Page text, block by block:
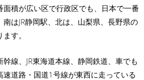
積が広い区で行政区でも、日本で一番
はJR静岡駅、北は、山梨県、長野県の
す。
線、JR東海道本線、静岡鉄道、車でも
道路・国道1号線が東西に走っている